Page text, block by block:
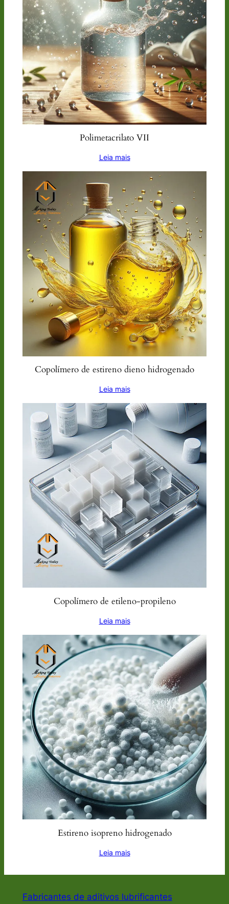
Polimetacrilato VII
Leia mais
Copolímero de estireno dieno hidrogenado
Leia mais
Copolímero de etileno-propileno
Leia mais
Estireno isopreno hidrogenado
Leia mais
Fabricantes de aditivos lubrificantes